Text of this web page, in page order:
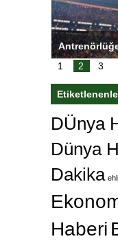
Salihli
1 2 3
DÜnya
Dünya
Dakika
Haberi